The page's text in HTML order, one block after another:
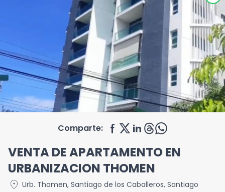
Comparte:
VENTA DE APARTAMENTO EN
URBANIZACION THOMEN
location_on Urb. Thomen, Santiago de los Caballeros, Santiago